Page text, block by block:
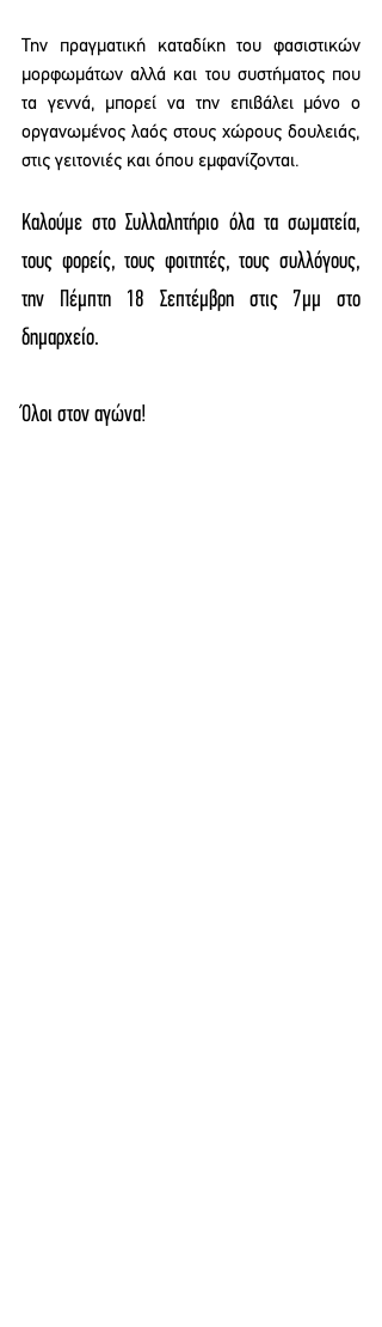
Την πραγματική καταδίκη του φασιστικών
μορφωμάτων αλλά και του συστήματος που
τα γεννά, μπορεί να την επιβάλει μόνο ο
οργανωμένος λαός στους χώρους δουλειάς,
στις γειτονιές και όπου εμφανίζονται.
Καλούμε στο Συλλαλητήριο όλα τα σωματεία,
τους φορείς, τους φοιτητές, τους συλλόγους,
την Πέμπτη 18 Σεπτέμβρη στις 7μμ στο
δημαρχείο.
Όλοι στον αγώνα!